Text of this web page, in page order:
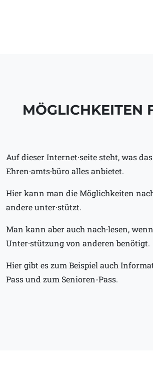
MÖGLICHKEITEN
Auf dieser Internet·seite steht, was
Ehren·amts·büro alles anbietet.
Hier kann man die Möglichkeiten
andere unter·stützt.
Man kann aber auch nach·lesen,
Unter·stützung von anderen benötigt.
Hier gibt es zum Beispiel auch
Pass und zum Senioren-Pass.